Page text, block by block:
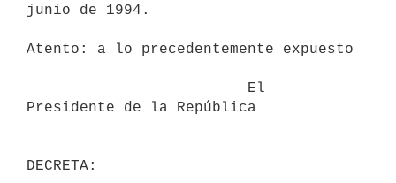
junio de 1994.
Atento: a lo precedentemente expuesto
Presidente de la República